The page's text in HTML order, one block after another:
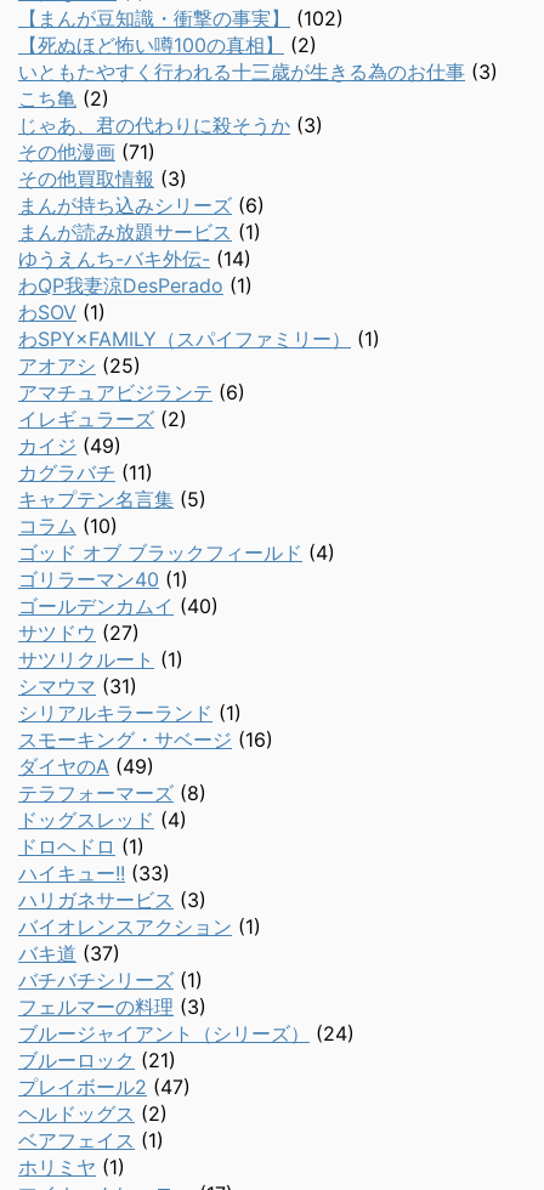
【まんが豆知識・衝撃の事実】
(102)
【死ぬほど怖い噂100の真相】
(2)
いともたやすく行われる十三歳が生きる為のお仕事 (3)
こち亀 (2)
じゃあ、君の代わりに殺そうか (3)
その他漫画 (71)
その他買取情報 (3)
まんが持ち込みシリーズ (6)
まんが読み放題サービス (1)
ゆうえんち-バキ外伝- (14)
わQP我妻涼DesPerado (1)
わSOV (1)
わSPY×FAMILY（スパイファミリー）
(1)
アオアシ (25)
アマチュアビジランテ (6)
イレギュラーズ (2)
カイジ (49)
カグラバチ (11)
キャプテン名言集 (5)
コラム (10)
ゴッド オブ ブラックフィールド (4)
ゴリラーマン40 (1)
ゴールデンカムイ (40)
サツドウ (27)
サツリクルート (1)
シマウマ (31)
シリアルキラーランド (1)
スモーキング・サベージ (16)
ダイヤのA (49)
テラフォーマーズ (8)
ドッグスレッド (4)
ドロヘドロ (1)
ハイキュー!! (33)
ハリガネサービス (3)
バイオレンスアクション (1)
バキ道 (37)
バチバチシリーズ (1)
フェルマーの料理 (3)
ブルージャイアント（シリーズ）
(24)
ブルーロック (21)
プレイボール2 (47)
ヘルドッグス (2)
ベアフェイス (1)
ホリミヤ (1)